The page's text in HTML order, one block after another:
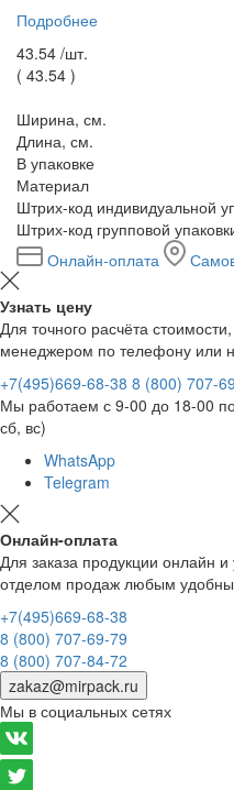
Подробнее
43.54 /шт.
( 43.54 )
Ширина, см.
Длина, см.
В упаковке
Материал
Штрих-код индивидуальной
Штрих-код групповой
Онлайн-оплата
Узнать цену
Для точного расчёта
менеджером по телефону или
+7(495)669-68-38 8 (800) 707-
Мы работаем с 9-00 до 18-00
сб, вс)
WhatsApp
Telegram
Онлайн-оплата
Для заказа продукции онлайн
отделом продаж любым
+7(495)669-68-38
8 (800) 707-69-79
8 (800) 707-84-72
zakaz@mirpack.ru
Мы в социальных сетях